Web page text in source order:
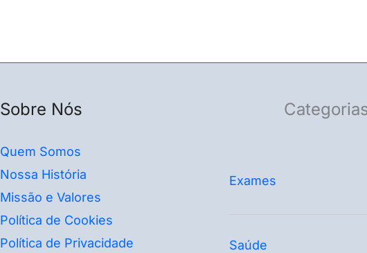
Sobre Nós
Quem Somos
Nossa História
Missão e Valores
Política de Cookies
Política de Privacidade
Exames
Saúde